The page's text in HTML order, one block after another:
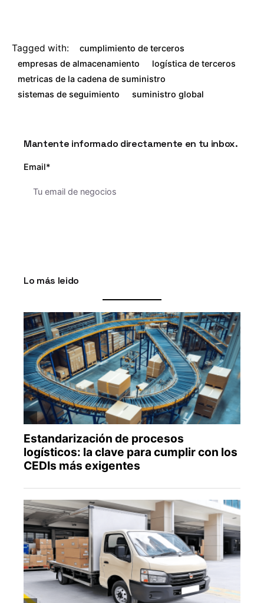
Tagged with:
cumplimiento de terceros
empresas de almacenamiento
logística de terceros
metricas de la cadena de suministro
sistemas de seguimiento
suministro global
Mantente informado directamente en tu inbox.
Email*
Lo más leido